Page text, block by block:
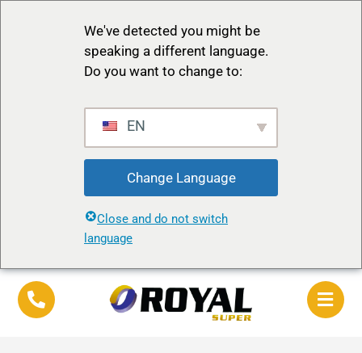
We've detected you might be
speaking a different language.
Do you want to change to:
EN
Change Language
Close and do not switch
language